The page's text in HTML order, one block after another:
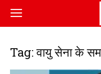
Tag: वायु सेना के